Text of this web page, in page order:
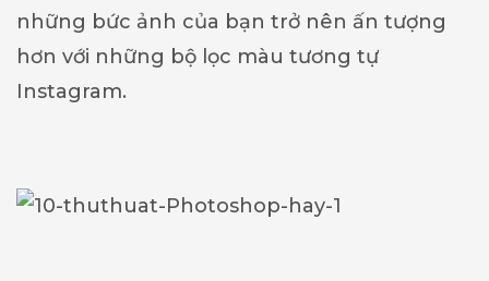
những bức ảnh của bạn trở nên ấn tượng
hơn với những bộ lọc màu tương tự
Instagram.